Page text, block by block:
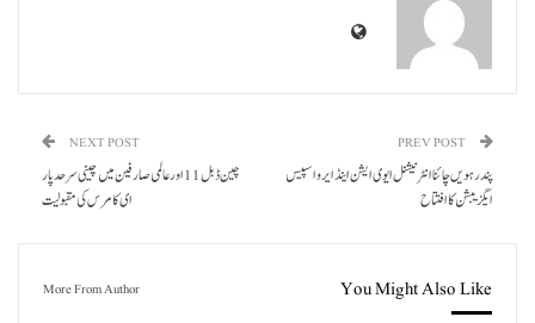
پندرہویں چائنا انٹرنیشنل ایوی ایشن اینڈ ایرو اسپیس
ایگزیبشن کا افتتاح
NEXT POST
چین ڈبل11 اورعالمی صارفین میں چینی سرحد پار
ای کامرس کی مقبولیت
You Might Also Like
More From Author